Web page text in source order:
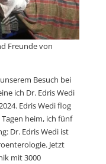
Freunde von
Besuch bei
ich Dr. Edris Wedi
Edris Wedi flog
heim, ich fünf
Dr. Edris Wedi ist
Jetzt
mit 3000